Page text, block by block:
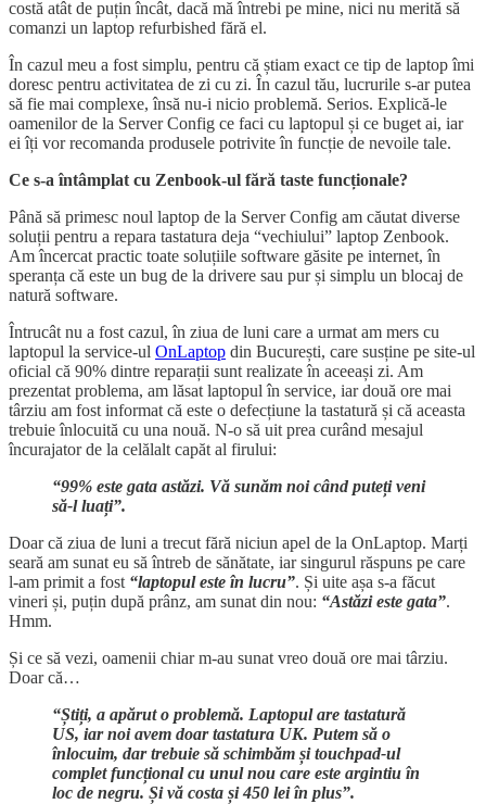
costă atât de puțin încât, dacă mă întrebi pe mine, nici nu merită să
comanzi un laptop refurbished fără el.
În cazul meu a fost simplu, pentru că știam exact ce tip de laptop îmi
doresc pentru activitatea de zi cu zi. În cazul tău, lucrurile s-ar putea
să fie mai complexe, însă nu-i nicio problemă. Serios. Explică-le
oamenilor de la Server Config ce faci cu laptopul și ce buget ai, iar
ei îți vor recomanda produsele potrivite în funcție de nevoile tale.
Ce s-a întâmplat cu Zenbook-ul fără taste funcționale?
Până să primesc noul laptop de la Server Config am căutat diverse
soluții pentru a repara tastatura deja “vechiului” laptop Zenbook.
Am încercat practic toate soluțiile software găsite pe internet, în
speranța că este un bug de la drivere sau pur și simplu un blocaj de
natură software.
Întrucât nu a fost cazul, în ziua de luni care a urmat am mers cu
laptopul la service-ul OnLaptop din București, care susține pe site-ul
oficial că 90% dintre reparații sunt realizate în aceeași zi. Am
prezentat problema, am lăsat laptopul în service, iar două ore mai
târziu am fost informat că este o defecțiune la tastatură și că aceasta
trebuie înlocuită cu una nouă. N-o să uit prea curând mesajul
încurajator de la celălalt capăt al firului:
“99% este gata astăzi. Vă sunăm noi când puteți veni
să-l luați”.
Doar că ziua de luni a trecut fără niciun apel de la OnLaptop. Marți
seară am sunat eu să întreb de sănătate, iar singurul răspuns pe care
l-am primit a fost “laptopul este în lucru”. Și uite așa s-a făcut
vineri și, puțin după prânz, am sunat din nou: “Astăzi este gata”.
Hmm.
Și ce să vezi, oamenii chiar m-au sunat vreo două ore mai târziu.
Doar că…
“Știți, a apărut o problemă. Laptopul are tastatură
US, iar noi avem doar tastatura UK. Putem să o
înlocuim, dar trebuie să schimbăm și touchpad-ul
complet funcțional cu unul nou care este argintiu în
loc de negru. Și vă costa și 450 lei în plus”.